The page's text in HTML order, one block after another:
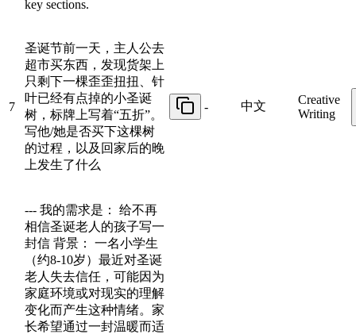
key sections.
7
圣诞节前一天，主人公去
超市买东西，发现货架上
只剩下一棵歪歪扭扭、针
叶已经有点掉的小圣诞
树，标牌上写着“五折”。
写他/她是否买下这棵树
的过程，以及回家后的晚
上发生了什么
- 中文
Creative
Writing
--- 我的需求是： 给不再
相信圣诞老人的孩子写一
封信 背景： 一名小学生
（约8-10岁）最近对圣诞
老人失去信任，可能因为
家庭环境或对现实的理解
变化而产生这种情绪。家
长希望通过一封温暖而适